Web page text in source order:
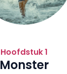
Hoofdstuk 1
Monster